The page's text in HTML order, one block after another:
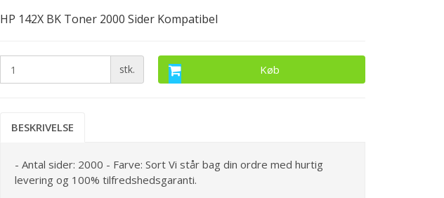
HP 142X BK Toner 2000 Sider Kompatibel
stk. Køb
BESKRIVELSE
- Antal sider: 2000 - Farve: Sort Vi står bag din ordre med hurtig
levering og 100% tilfredshedsgaranti.